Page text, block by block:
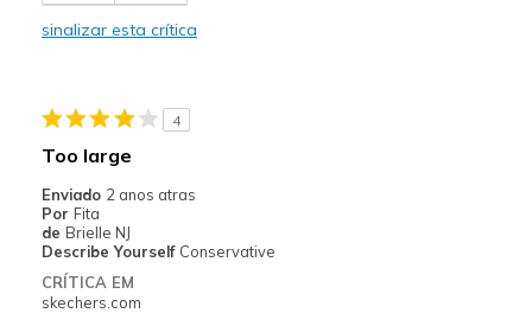
sinalizar esta crítica
4
Too large
Enviado 2 anos atras
Por Fita
de Brielle NJ
Describe Yourself Conservative
CRÍTICA EM
skechers.com